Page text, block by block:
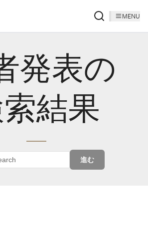
MENU
発表の
結果
進む